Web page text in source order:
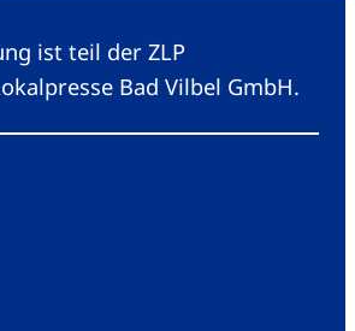
ist teil der ZLP
Bad Vilbel GmbH.